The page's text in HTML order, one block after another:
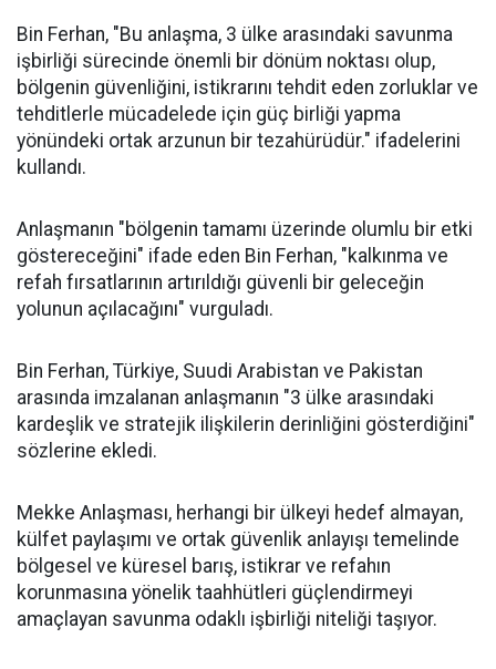
Bin Ferhan, "Bu anlaşma, 3 ülke arasındaki savunma
işbirliği sürecinde önemli bir dönüm noktası olup,
bölgenin güvenliğini, istikrarını tehdit eden zorluklar ve
tehditlerle mücadelede için güç birliği yapma
yönündeki ortak arzunun bir tezahürüdür." ifadelerini
kullandı.
Anlaşmanın "bölgenin tamamı üzerinde olumlu bir etki
göstereceğini" ifade eden Bin Ferhan, "kalkınma ve
refah fırsatlarının artırıldığı güvenli bir geleceğin
yolunun açılacağını" vurguladı.
Bin Ferhan, Türkiye, Suudi Arabistan ve Pakistan
arasında imzalanan anlaşmanın "3 ülke arasındaki
kardeşlik ve stratejik ilişkilerin derinliğini gösterdiğini"
sözlerine ekledi.
Mekke Anlaşması, herhangi bir ülkeyi hedef almayan,
külfet paylaşımı ve ortak güvenlik anlayışı temelinde
bölgesel ve küresel barış, istikrar ve refahın
korunmasına yönelik taahhütleri güçlendirmeyi
amaçlayan savunma odaklı işbirliği niteliği taşıyor.